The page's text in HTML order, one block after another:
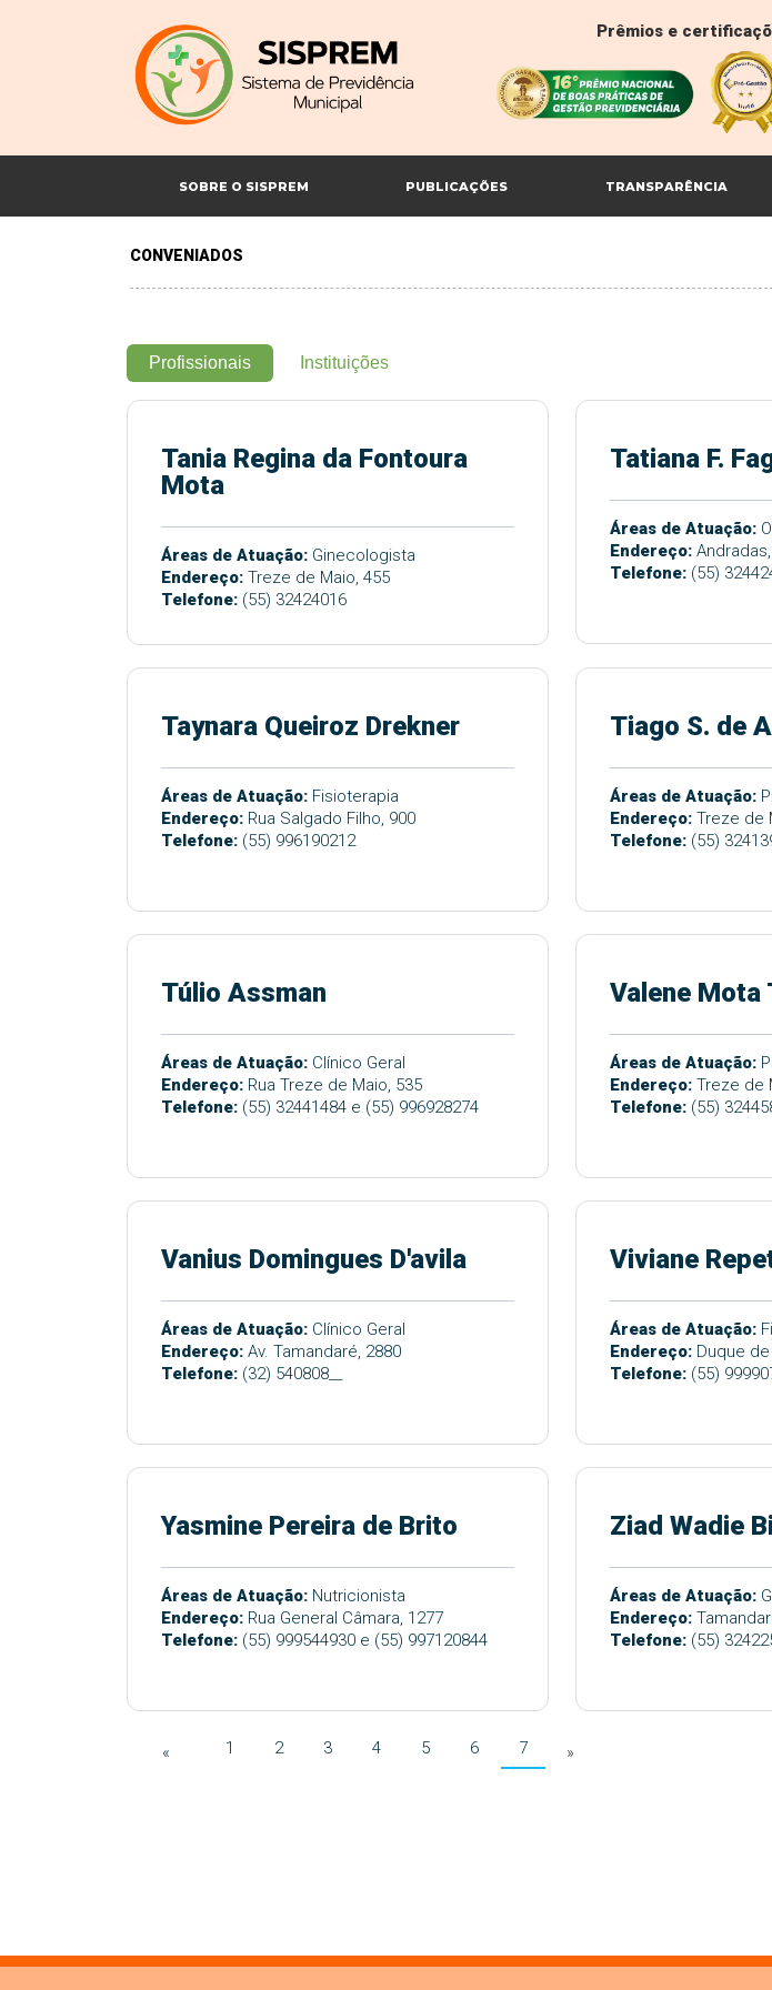
Prêmios e
SOBRE O SISPREM PUBLICAÇÕES TRANSPARÊNCIA
CONVENIADOS
Profissionais Instituições
Tania Regina da Fontoura
Mota
Áreas de Atuação: Ginecologista
Endereço: Treze de Maio, 455
Telefone: (55) 32424016
Tatiana F.
Áreas de Atuação:
Endereço:
Telefone: (55)
Taynara Queiroz Drekner
Áreas de Atuação: Fisioterapia
Endereço: Rua Salgado Filho, 900
Telefone: (55) 996190212
Tiago S. de
Áreas de Atuação:
Endereço:Treze de
Telefone: (55)
Túlio Assman
Áreas de Atuação: Clínico Geral
Endereço: Rua Treze de Maio, 535
Telefone: (55) 32441484 e (55) 996928274
Valene Mota
Áreas de Atuação:
Endereço:Treze de
Telefone: (55)
Vanius Domingues D'avila
Áreas de Atuação: Clínico Geral
Endereço: Av. Tamandaré, 2880
Telefone: (32) 540808__
Viviane
Áreas de Atuação:
Endereço:Duque de
Telefone: (55)
Yasmine Pereira de Brito
Áreas de Atuação: Nutricionista
Endereço: Rua General Câmara, 1277
Telefone: (55) 999544930 e (55) 997120844
Ziad Wadie
Áreas de Atuação:
Endereço:
Telefone: (55)
« 1 2 3 4 5 6 7 »